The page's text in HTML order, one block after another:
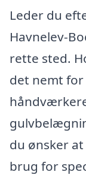
Leder du
Havnelev-
rette sted.
det nemt
du ønsker
brug for